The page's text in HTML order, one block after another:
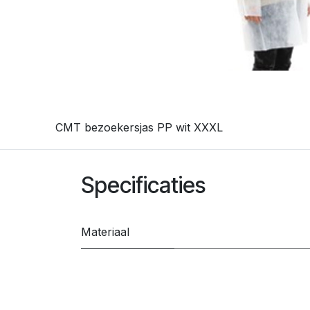
CMT bezoekersjas PP wit XXXL
Specificaties
Materiaal